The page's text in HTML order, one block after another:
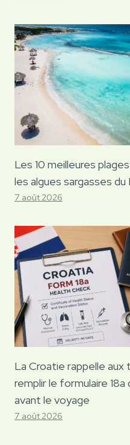
Les 10 meilleures
les algues sargasses du
7 août 2026
La Croatie rappelle aux
remplir le formulaire
avant le voyage
7 août 2026